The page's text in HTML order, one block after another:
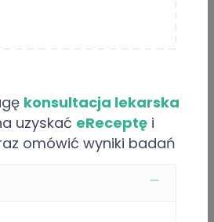
Jagiellońskiego. Na co dzień
konsultacja lekarska
uzyskać eReceptę i
omówić wyniki badań